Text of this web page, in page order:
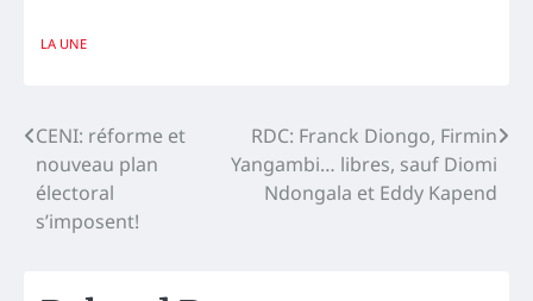
LA UNE
Navigation
de
l’article
CENI: réforme et
nouveau plan
électoral
s’imposent!
RDC: Franck Diongo, Firmin
Yangambi… libres, sauf Diomi
Ndongala et Eddy Kapend